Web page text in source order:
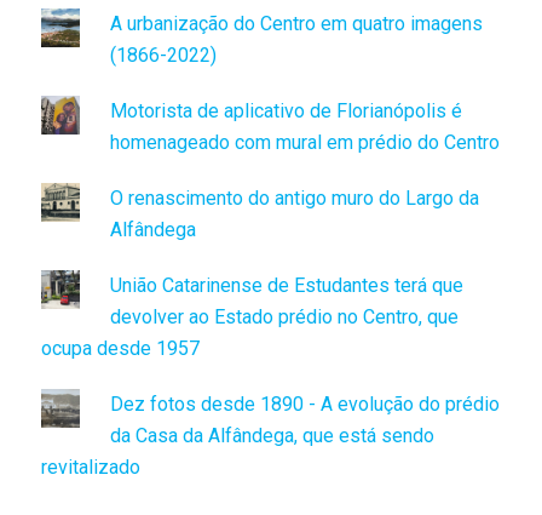
A urbanização do Centro em quatro imagens
(1866-2022)
Motorista de aplicativo de Florianópolis é
homenageado com mural em prédio do Centro
O renascimento do antigo muro do Largo da
Alfândega
União Catarinense de Estudantes terá que
devolver ao Estado prédio no Centro, que
ocupa desde 1957
Dez fotos desde 1890 - A evolução do prédio
da Casa da Alfândega, que está sendo
revitalizado